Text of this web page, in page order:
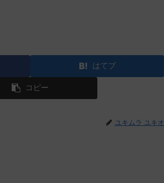
はてブ
コピー
ユキムラ ユキオ